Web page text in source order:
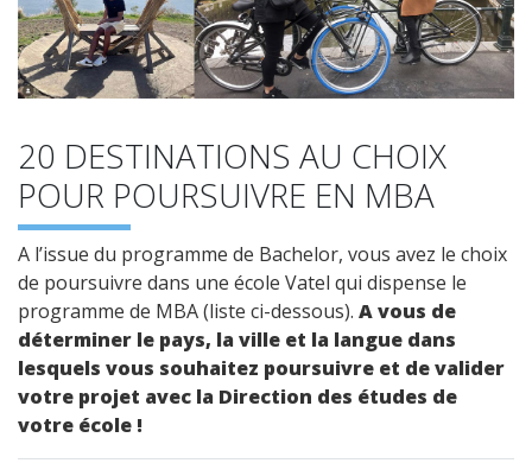
20 DESTINATIONS AU CHOIX
POUR POURSUIVRE EN MBA
A l’issue du programme de Bachelor, vous avez le choix
de poursuivre dans une école Vatel qui dispense le
programme de MBA (liste ci-dessous). A vous de
déterminer le pays, la ville et la langue dans
lesquels vous souhaitez poursuivre et de valider
votre projet avec la Direction des études de
votre école !